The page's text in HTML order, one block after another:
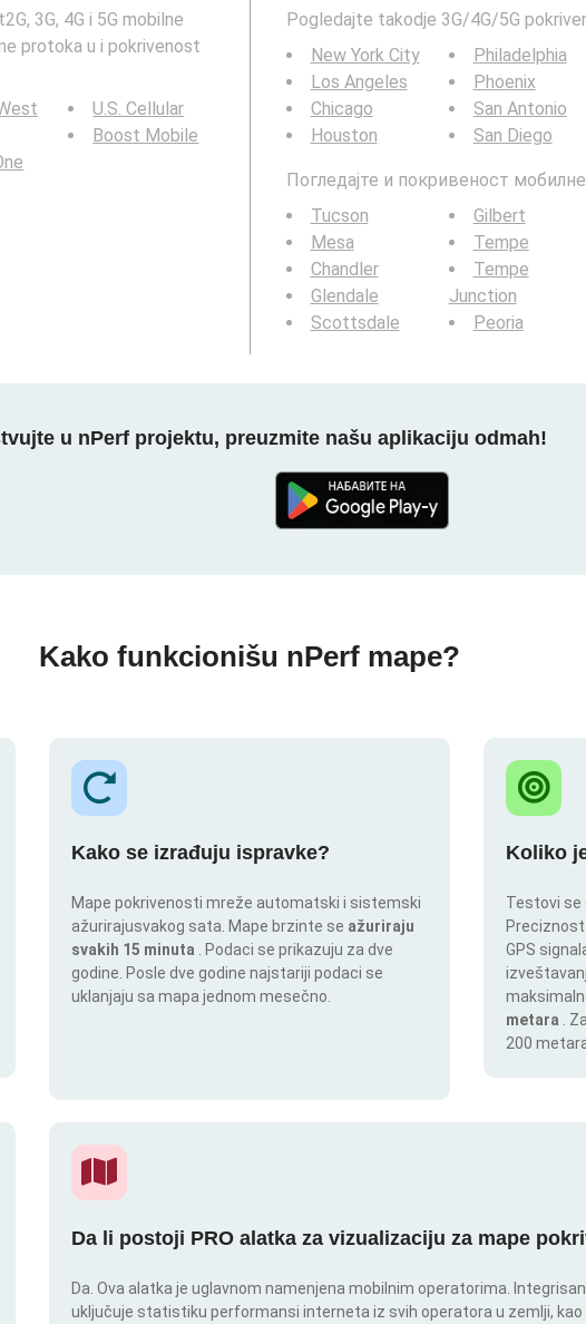
3G, 4G i 5G mobilne
protoka u i pokrivenost
U.S. Cellular
Boost Mobile
Pogledajte takodje 3G/4G/5G
New York City
Los Angeles
Chicago
Houston
Philadelphia
Phoenix
San Antonio
San Diego
Погледајте и покривеност
Tucson
Mesa
Chandler
Glendale
Scottsdale
Gilbert
Tempe
Tempe
Junction
Peoria
u nPerf projektu, preuzmite našu aplikaciju odmah!
Kako funkcionišu nPerf mape?
Kako se izrađuju ispravke?
Mape pokrivenosti mreže automatski i sistemski
ažurirajusvakog sata. Mape brzinte se ažuriraju
svakih 15 minuta
. Podaci se prikazuju za dve
godine. Posle dve godine najstariji podaci se
uklanjaju sa mapa jednom mesečno.
Koliko
Testovi se
GPS
metara
.
200
Da li postoji PRO alatka za vizualizaciju za mape
Da. Ova alatka je uglavnom namenjena mobilnim operatorima.
uključuje statistiku performansi interneta iz svih operatora u zemlji,